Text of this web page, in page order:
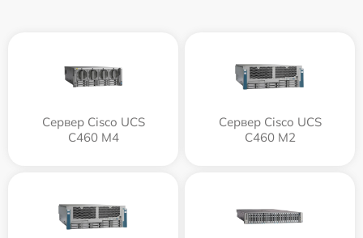
Сервер Cisco UCS
C460 M4
Сервер Cisco UCS
C460 M2